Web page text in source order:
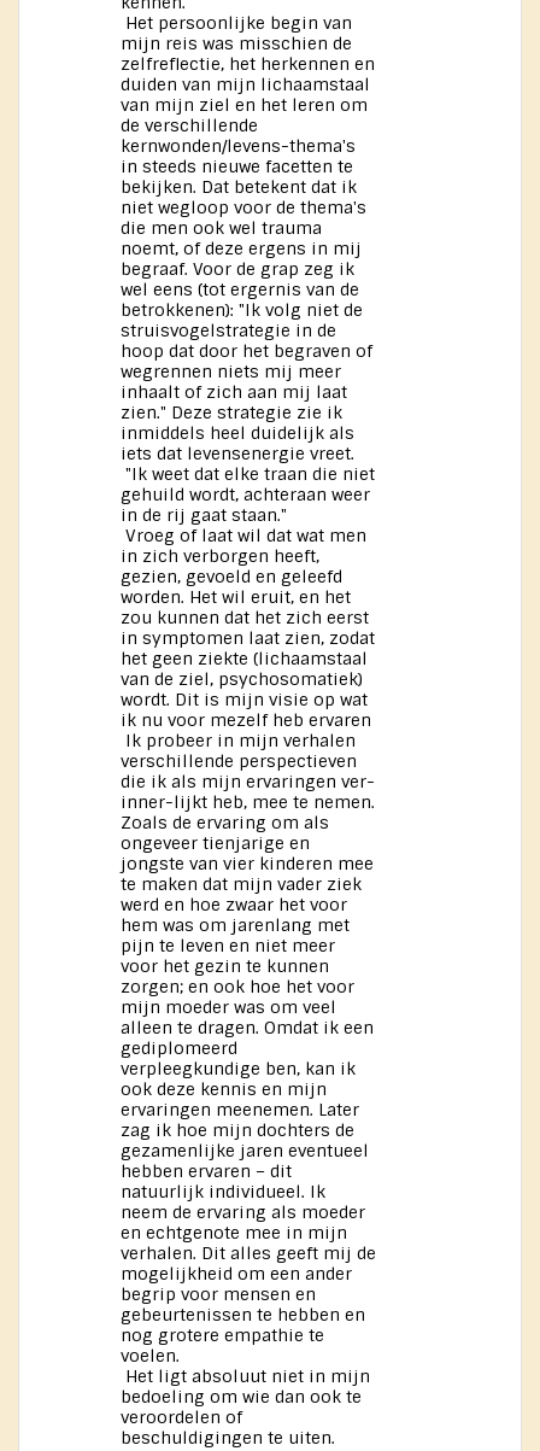
Het persoonlijke begin van
mijn reis was misschien de
zelfreflectie, het herkennen en
duiden van mijn lichaamstaal
van mijn ziel en het leren om
de verschillende
kernwonden/levens-thema's
in steeds nieuwe facetten te
bekijken. Dat betekent dat ik
niet wegloop voor de thema's
die men ook wel trauma
noemt, of deze ergens in mij
begraaf. Voor de grap zeg ik
wel eens (tot ergernis van de
betrokkenen): "Ik volg niet de
struisvogelstrategie in de
hoop dat door het begraven of
wegrennen niets mij meer
inhaalt of zich aan mij laat
zien." Deze strategie zie ik
inmiddels heel duidelijk als
iets dat levensenergie vreet.
"Ik weet dat elke traan die niet
gehuild wordt, achteraan weer
in de rij gaat staan."
Vroeg of laat wil dat wat men
in zich verborgen heeft,
gezien, gevoeld en geleefd
worden. Het wil eruit, en het
zou kunnen dat het zich eerst
in symptomen laat zien, zodat
het geen ziekte (lichaamstaal
van de ziel, psychosomatiek)
wordt. Dit is mijn visie op wat
ik nu voor mezelf heb ervaren
Ik probeer in mijn verhalen
verschillende perspectieven
die ik als mijn ervaringen ver-
inner-lijkt heb, mee te nemen.
Zoals de ervaring om als
ongeveer tienjarige en
jongste van vier kinderen mee
te maken dat mijn vader ziek
werd en hoe zwaar het voor
hem was om jarenlang met
pijn te leven en niet meer
voor het gezin te kunnen
zorgen; en ook hoe het voor
mijn moeder was om veel
alleen te dragen. Omdat ik een
gediplomeerd
verpleegkundige ben, kan ik
ook deze kennis en mijn
ervaringen meenemen. Later
zag ik hoe mijn dochters de
gezamenlijke jaren eventueel
hebben ervaren – dit
natuurlijk individueel. Ik
neem de ervaring als moeder
en echtgenote mee in mijn
verhalen. Dit alles geeft mij de
mogelijkheid om een ander
begrip voor mensen en
gebeurtenissen te hebben en
nog grotere empathie te
voelen.
Het ligt absoluut niet in mijn
bedoeling om wie dan ook te
veroordelen of
beschuldigingen te uiten.